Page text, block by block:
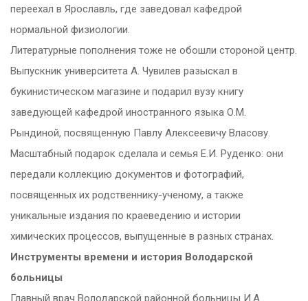
переехал в Ярославль, где заведовал кафедрой
нормальной физиологии.
Литературные пополнения тоже не обошли стороной центр.
Выпускник университета А. Чувилев разыскал в
букинистическом магазине и подарил вузу книгу
заведующей кафедрой иностранного языка О.М.
Рындиной, посвященную Павлу Алексеевичу Власову.
Масштабный подарок сделала и семья Е.И. Руденко: они
передали коллекцию документов и фотографий,
посвященных их родственнику-ученому, а также
уникальные издания по краеведению и истории
химических процессов, выпущенные в разных странах.
Инструменты времени и история Володарской
больницы
Главный врач Володарской районной больницы И.А.